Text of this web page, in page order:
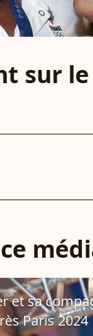
sur le
et sa
Paris 2024